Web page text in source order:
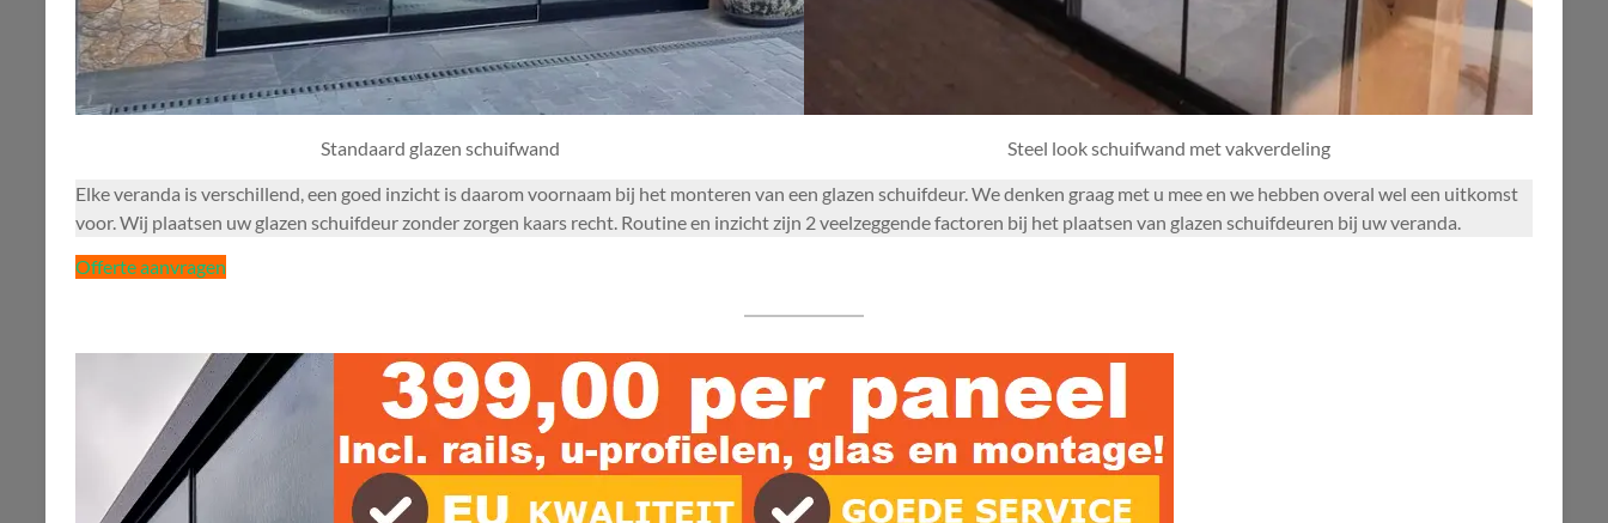
Standaard glazen schuifwand
Steel look schuifwand met vakverdeling
Elke veranda is verschillend, een goed inzicht is daarom voornaam bij het monteren van een glazen schuifdeur. We denken graag met u mee en we hebben overal wel een uitkomst
voor. Wij plaatsen uw glazen schuifdeur zonder zorgen kaars recht. Routine en inzicht zijn 2 veelzeggende factoren bij het plaatsen van glazen schuifdeuren bij uw veranda.
Offerte aanvragen